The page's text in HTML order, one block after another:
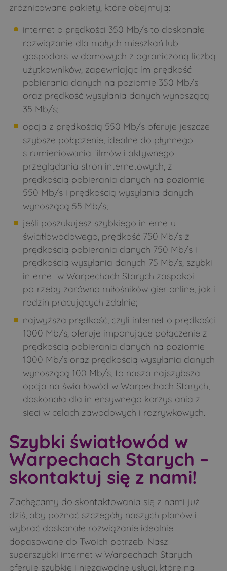
Poletyły
Popławy
Puchacze
Pulsze
Rogacze
Runice
Runice
Rybałty
Sady
Samułki Duże
Samułki Małe
Sasiny
Siemichocze
Sieniewice
Śledzianów
Smarklice
Smolugi
Smorczewo
Stare Bagińskie
Stare Moczydły
Strabla
Stryki
Świrydy
Sytki
Szastały
Szczepany
Szczyty-Dzięciołowo
Szczyty-Nowodwory
Szpaki
Teremiski
Tokary
Topczewo
Trzeszczkowo
Twarogi Lackie
Twarogi Ruskie
Twarogi-Mazury
Twarogi-Trąbnica
Twarogi-Wypychy
Werpol
Widźgowo
Wiktorzyn
Wojeniec
Wólka Pietkowska
Wólka Zamkowa
Wypychy
Wysokie Mazowieckie
Zajęczniki
Zakrzewo
Załuskie Koronne
Załuskie Kościelne
Zanie
Zbucz
Zdrojki
zróżnicowane pakiety, które obejmują:
internet o prędkości 350 Mb/s to doskonałe
rozwiązanie dla małych mieszkań lub
gospodarstw domowych z ograniczoną liczbą
użytkowników, zapewniając im prędkość
pobierania danych na poziomie 350 Mb/s
oraz prędkość wysyłania danych wynoszącą
35 Mb/s;
opcja z prędkością 550 Mb/s oferuje jeszcze
szybsze połączenie, idealne do płynnego
strumieniowania filmów i aktywnego
przeglądania stron internetowych, z
prędkością pobierania danych na poziomie
550 Mb/s i prędkością wysyłania danych
wynoszącą 55 Mb/s;
jeśli poszukujesz szybkiego internetu
światłowodowego, prędkość 750 Mb/s z
prędkością pobierania danych 750 Mb/s i
prędkością wysyłania danych 75 Mb/s, szybki
internet w Warpechach Starych zaspokoi
potrzeby zarówno miłośników gier online, jak i
rodzin pracujących zdalnie;
najwyższa prędkość, czyli internet o prędkości
1000 Mb/s, oferuje imponujące połączenie z
prędkością pobierania danych na poziomie
1000 Mb/s oraz prędkością wysyłania danych
wynoszącą 100 Mb/s, to nasza najszybsza
opcja na światłowód w Warpechach Starych,
doskonała dla intensywnego korzystania z
sieci w celach zawodowych i rozrywkowych.
Szybki światłowód w
Warpechach Starych –
skontaktuj się z nami!
Zachęcamy do skontaktowania się z nami już
dziś, aby poznać szczegóły naszych planów i
wybrać doskonałe rozwiązanie idealnie
dopasowane do Twoich potrzeb. Nasz
superszybki internet w Warpechach Starych
oferuje szybkie i niezawodne usługi, które na